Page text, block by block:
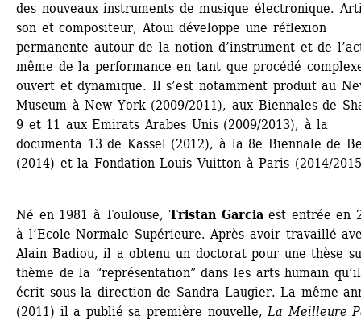
des nouveaux instruments de musique électronique.
son et compositeur, Atoui développe une réflexion
permanente autour de la notion d’instrument et de
même de la performance en tant que procédé
ouvert et dynamique. Il s’est notamment produit au
Museum à New York (2009/2011), aux Biennales de
9 et 11 aux Emirats Arabes Unis (2009/2013), à la
documenta 13 de Kassel (2012), à la 8e Biennale de
(2014) et la Fondation Louis Vuitton à Paris (2014/
Né en 1981 à Toulouse, Tristan Garciaest entrée en
à l’Ecole Normale Supérieure. Après avoir travaillé
Alain Badiou, il a obtenu un doctorat pour une thèse
thème de la “représentation” dans les arts humain
écrit sous la direction de Sandra Laugier. La même
(2011) il a publié sa première nouvelle, La Meilleure